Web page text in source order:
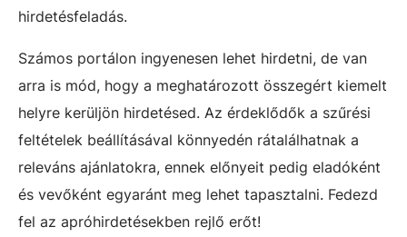
hirdetésfeladás.
Számos portálon ingyenesen lehet hirdetni, de van
arra is mód, hogy a meghatározott összegért kiemelt
helyre kerüljön hirdetésed. Az érdeklődők a szűrési
feltételek beállításával könnyedén rátalálhatnak a
releváns ajánlatokra, ennek előnyeit pedig eladóként
és vevőként egyaránt meg lehet tapasztalni. Fedezd
fel az apróhirdetésekben rejlő erőt!